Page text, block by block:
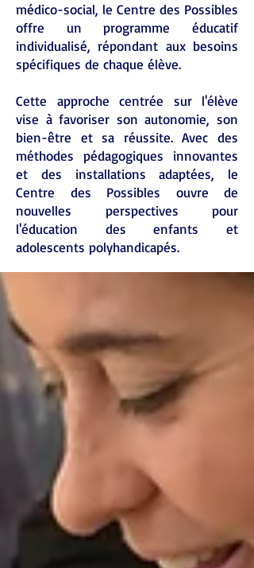
médico-social, le Centre des Possibles
offre un programme éducatif
individualisé, répondant aux besoins
spécifiques de chaque élève.
Cette approche centrée sur l'élève
vise à favoriser son autonomie, son
bien-être et sa réussite. Avec des
méthodes pédagogiques innovantes
et des installations adaptées, le
Centre des Possibles ouvre de
nouvelles perspectives pour
l'éducation des enfants et
adolescents polyhandicapés.